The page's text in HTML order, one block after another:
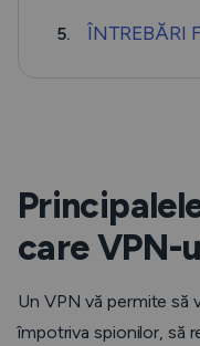
5. ÎNTREBĂRI
care VPN-
Un VPN vă permite să
împotriva spionilor, să